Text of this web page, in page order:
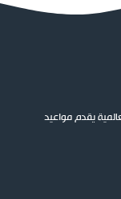
يقدم مواعيد